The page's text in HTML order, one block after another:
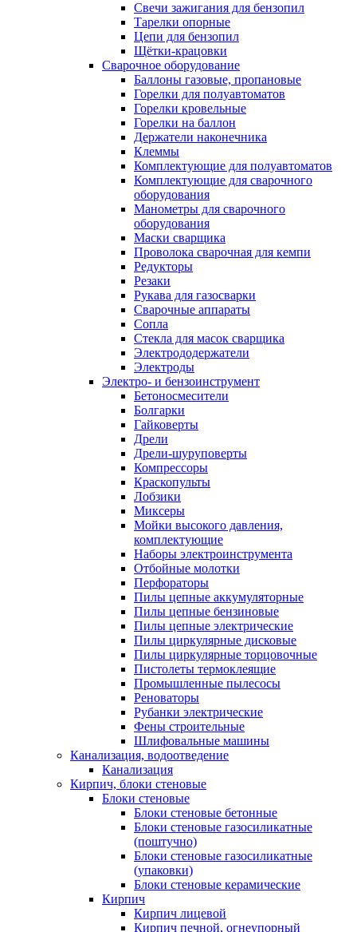
Свечи зажигания для бензопил
Тарелки опорные
Цепи для бензопил
Щётки-крацовки
Сварочное оборудование
Баллоны газовые, пропановые
Горелки для полуавтоматов
Горелки кровельные
Горелки на баллон
Держатели наконечника
Клеммы
Комплектующие для полуавтоматов
Комплектующие для сварочного
оборудования
Манометры для сварочного
оборудования
Маски сварщика
Проволока сварочная для кемпи
Редукторы
Резаки
Рукава для газосварки
Сварочные аппараты
Сопла
Стекла для масок сварщика
Электрододержатели
Электроды
Электро- и бензоинструмент
Бетоносмесители
Болгарки
Гайковерты
Дрели
Дрели-шуруповерты
Компрессоры
Краскопульты
Лобзики
Миксеры
Мойки высокого давления,
комплектующие
Наборы электроинструмента
Отбойные молотки
Перфораторы
Пилы цепные аккумуляторные
Пилы цепные бензиновые
Пилы цепные электрические
Пилы циркулярные дисковые
Пилы циркулярные торцовочные
Пистолеты термоклеящие
Промышленные пылесосы
Реноваторы
Рубанки электрические
Фены строительные
Шлифовальные машины
Канализация, водоотведение
Канализация
Кирпич, блоки стеновые
Блоки стеновые
Блоки стеновые бетонные
Блоки стеновые газосиликатные
(поштучно)
Блоки стеновые газосиликатные
(упаковки)
Блоки стеновые керамические
Кирпич
Кирпич лицевой
Кирпич печной, огнеупорный